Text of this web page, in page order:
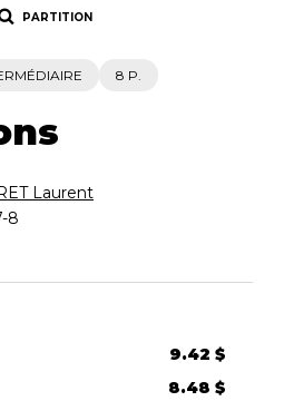
PARTITION
8 P.
Laurent
8
9.42 $
8.48 $